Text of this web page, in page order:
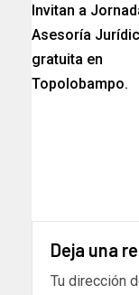
Invitan a
Asesoría
gratuita en
Topolobampo.
Deja una
Tu dirección